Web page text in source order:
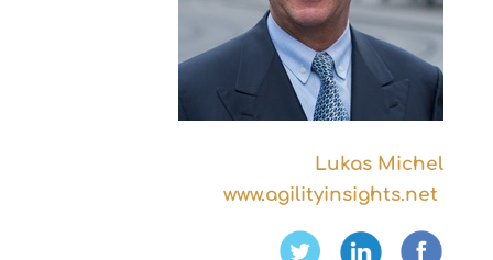
Lukas Michel
www.agilityinsights.net